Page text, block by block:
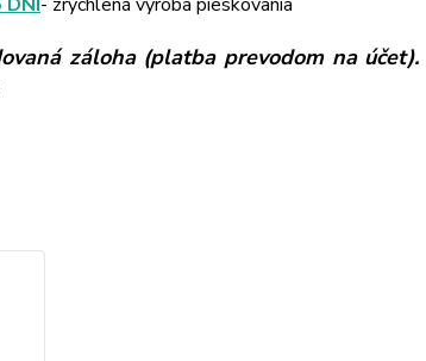
záloha (platba prevodom na